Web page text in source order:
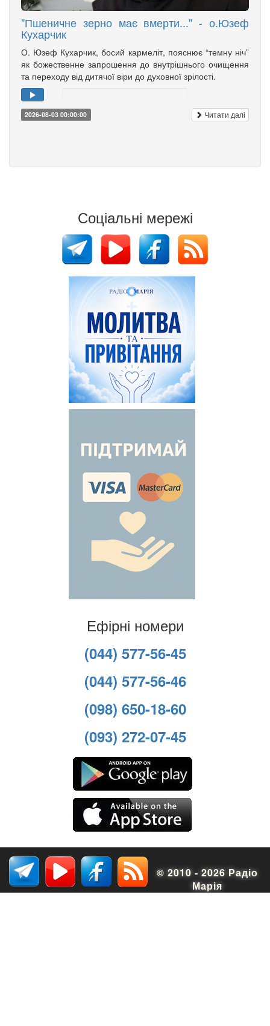
"Пшеничне зерно має вмерти..." - о.Юзеф
Кухарчик
О. Юзеф Кухарчик, босий кармеліт, пояснює “темну ніч”
як божественне запрошення до внутрішнього очищення
та переходу від дитячої віри до духовної зрілості.
2026-08-03 00:00:00 Читати далі
Соціальні мережі
Ефірні номери
(044) 577-56-45
(044) 577-56-46
(098) 650-18-60
(093) 272-07-45
© 2010 - 2026 Радіо
Марія